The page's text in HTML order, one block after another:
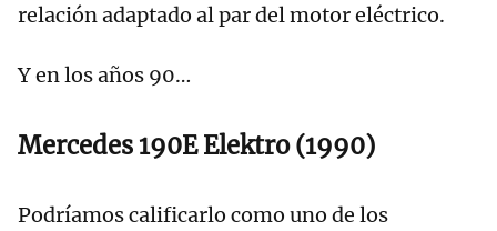
relación adaptado al par del motor eléctrico.
Y en los años 90…
Mercedes 190E Elektro (1990)
Podríamos calificarlo como uno de los